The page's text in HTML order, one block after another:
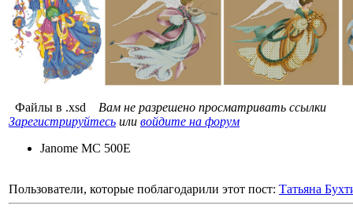
Файлы в .xsd Вам не разрешено просматривать ссылки
Зарегистрируйтесь или войдите на форум
Janome MC 500E
Пользователи, которые поблагодарили этот пост: Татьяна